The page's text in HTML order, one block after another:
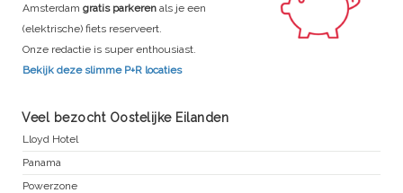
Amsterdam gratis parkeren als je een
(elektrische) fiets reserveert.
Onze redactie is super enthousiast.
Bekijk deze slimme P+R locaties
Veel bezocht Oostelijke Eilanden
Lloyd Hotel
Panama
Powerzone